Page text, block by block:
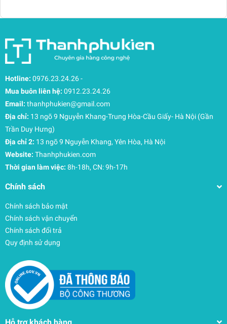
Hotline: 0976.23.24.26-
Mua buôn liên hệ: 0912.23.24.26
Email: thanhphukien@gmail.com
Địa chỉ: 13 ngõ 9 Nguyễn Khang-Trung Hòa-Cầu Giấy- Hà Nội (Gần
Trần Duy Hưng)
Địa chỉ 2: 13 ngõ 9 Nguyễn Khang, Yên Hòa, Hà Nội
Website: Thanhphukien.com
Thời gian làm việc: 8h-18h, CN: 9h-17h
Chính sách
Chính sách bảo mật
Chính sách vận chuyển
Chính sách đổi trả
Quy định sử dụng
Hỗ trợ khách hàng